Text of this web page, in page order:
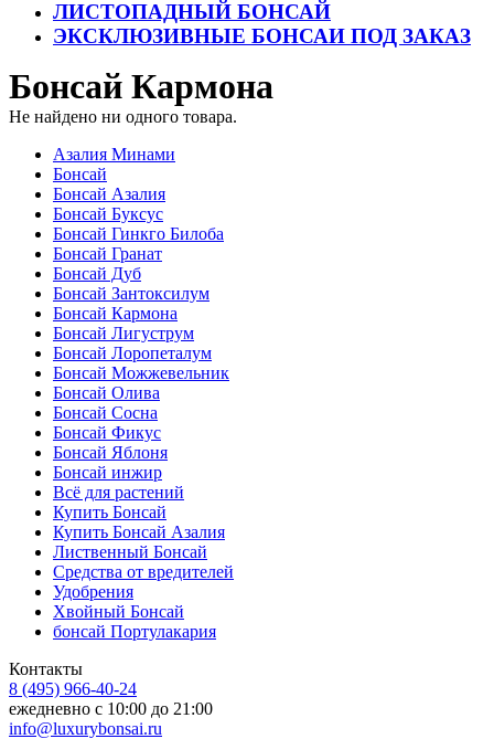
ЛИСТОПАДНЫЙ БОНСАЙ
ЭКСКЛЮЗИВНЫЕ БОНСАИ ПОД ЗАКАЗ
Бонсай Кармона
Не найдено ни одного товара.
Азалия Минами
Бонсай
Бонсай Азалия
Бонсай Буксус
Бонсай Гинкго Билоба
Бонсай Гранат
Бонсай Дуб
Бонсай Зантоксилум
Бонсай Кармона
Бонсай Лигуструм
Бонсай Лоропеталум
Бонсай Можжевельник
Бонсай Олива
Бонсай Сосна
Бонсай Фикус
Бонсай Яблоня
Бонсай инжир
Всё для растений
Купить Бонсай
Купить Бонсай Азалия
Лиственный Бонсай
Средства от вредителей
Удобрения
Хвойный Бонсай
бонсай Портулакария
Контакты
8 (495) 966-40-24
ежедневно с 10:00 до 21:00
info@luxurybonsai.ru